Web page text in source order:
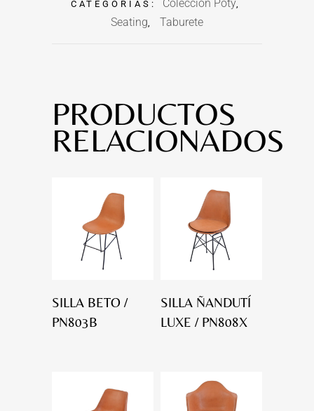
CATEGORÍAS: Colección Poty,
Seating, Taburete
PRODUCTOS
RELACIONADOS
SILLA BETO /
PN803B
SILLA ÑANDUTÍ
LUXE / PN808X